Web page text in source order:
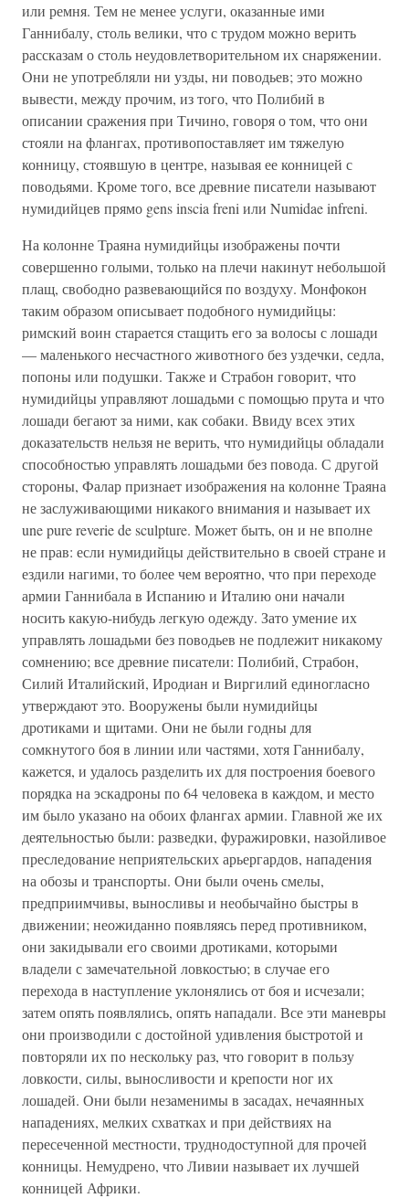
или ремня. Тем не менее услуги, оказанные ими
Ганнибалу, столь велики, что с трудом можно верить
рассказам о столь неудовлетворительном их снаряжении.
Они не употребляли ни узды, ни поводьев; это можно
вывести, между прочим, из того, что Полибий в
описании сражения при Тичино, говоря о том, что они
стояли на флангах, противопоставляет им тяжелую
конницу, стоявшую в центре, называя ее конницей с
поводьями. Кроме того, все древние писатели называют
нумидийцев прямо gens inscia freni или Numidae infreni.
На колонне Траяна нумидийцы изображены почти
совершенно голыми, только на плечи накинут небольшой
плащ, свободно развевающийся по воздуху. Монфокон
таким образом описывает подобного нумидийцы:
римский воин старается стащить его за волосы с лошади
— маленького несчастного животного без уздечки, седла,
попоны или подушки. Также и Страбон говорит, что
нумидийцы управляют лошадьми с помощью прута и что
лошади бегают за ними, как собаки. Ввиду всех этих
доказательств нельзя не верить, что нумидийцы обладали
способностью управлять лошадьми без повода. С другой
стороны, Фалар признает изображения на колонне Траяна
не заслуживающими никакого внимания и называет их
une pure reverie de sculpture. Может быть, он и не вполне
не прав: если нумидийцы действительно в своей стране и
ездили нагими, то более чем вероятно, что при переходе
армии Ганнибала в Испанию и Италию они начали
носить какую-нибудь легкую одежду. Зато умение их
управлять лошадьми без поводьев не подлежит никакому
сомнению; все древние писатели: Полибий, Страбон,
Силий Италийский, Иродиан и Виргилий единогласно
утверждают это. Вооружены были нумидийцы
дротиками и щитами. Они не были годны для
сомкнутого боя в линии или частями, хотя Ганнибалу,
кажется, и удалось разделить их для построения боевого
порядка на эскадроны по 64 человека в каждом, и место
им было указано на обоих флангах армии. Главной же их
деятельностью были: разведки, фуражировки, назойливое
преследование неприятельских арьергардов, нападения
на обозы и транспорты. Они были очень смелы,
предприимчивы, выносливы и необычайно быстры в
движении; неожиданно появляясь перед противником,
они закидывали его своими дротиками, которыми
владели с замечательной ловкостью; в случае его
перехода в наступление уклонялись от боя и исчезали;
затем опять появлялись, опять нападали. Все эти маневры
они производили с достойной удивления быстротой и
повторяли их по нескольку раз, что говорит в пользу
ловкости, силы, выносливости и крепости ног их
лошадей. Они были незаменимы в засадах, нечаянных
нападениях, мелких схватках и при действиях на
пересеченной местности, труднодоступной для прочей
конницы. Немудрено, что Ливии называет их лучшей
конницей Африки.